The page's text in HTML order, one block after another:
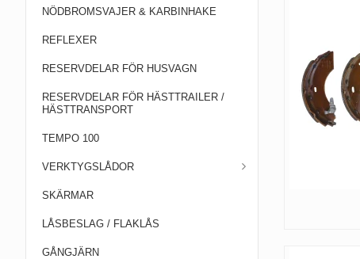
NÖDBROMSVAJER & KARBINHAKE
REFLEXER
RESERVDELAR FÖR HUSVAGN
RESERVDELAR FÖR HÄSTTRAILER /
HÄSTTRANSPORT
TEMPO 100
VERKTYGSLÅDOR
SKÄRMAR
LÅSBESLAG / FLAKLÅS
GÅNGJÄRN